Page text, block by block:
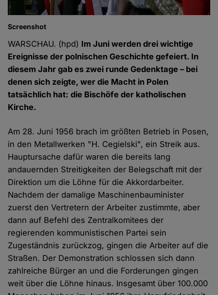
Screenshot
WARSCHAU. (hpd) Im Juni werden drei wichtige
Ereignisse der polnischen Geschichte gefeiert. In
diesem Jahr gab es zwei runde Gedenktage – bei
denen sich zeigte, wer die Macht in Polen
tatsächlich hat: die Bischöfe der katholischen
Kirche.
Am 28. Juni 1956 brach im größten Betrieb in Posen,
in den Metallwerken "H. Cegielski", ein Streik aus.
Hauptursache dafür waren die bereits lang
andauernden Streitigkeiten der Belegschaft mit der
Direktion um die Löhne für die Akkordarbeiter.
Nachdem der damalige Maschinenbauminister
zuerst den Vertretern der Arbeiter zustimmte, aber
dann auf Befehl des Zentralkomitees der
regierenden kommunistischen Partei sein
Zugeständnis zurückzog, gingen die Arbeiter auf die
Straßen. Der Demonstration schlossen sich dann
zahlreiche Bürger an und die Forderungen gingen
weit über die Löhne hinaus. Insgesamt über 100.000